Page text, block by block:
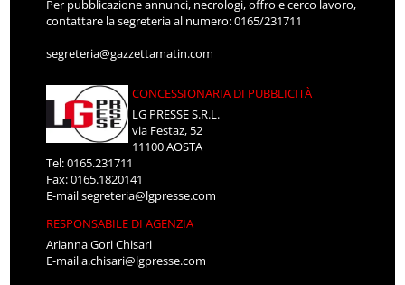
Per pubblicazione annunci, necrologi, offro e cerco lavoro,
contattare la segreteria al numero: 0165/231711
segreteria@gazzettamatin.com
CONCESSIONARIA DI PUBBLICITÀ
LG PRESSE S.R.L.
via Festaz, 52
11100 AOSTA
Tel: 0165.231711
Fax: 0165.1820141
E-mailsegreteria@lgpresse.com
RESPONSABILE DI AGENZIA
Arianna Gori Chisari
E-maila.chisari@lgpresse.com